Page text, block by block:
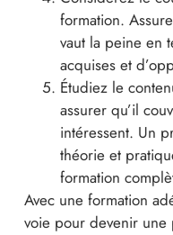
formation.
vaut la peine en
acquises et
Étudiez le
assurer qu’il
intéressent. Un
théorie et
formation
Avec une formation
voie pour devenir une